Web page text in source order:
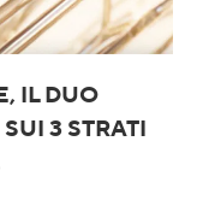
IL DUO
3 STRATI